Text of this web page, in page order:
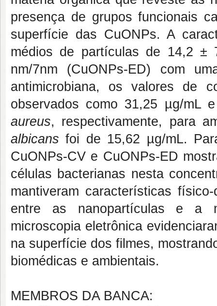
presença de grupos funcionais
superfície das CuONPs. A
médios de partículas de 14,2 ±
nm/7nm (CuONPs-ED) com
antimicrobiana, os valores de
observados como 31,25 µg/mL
aureus, respectivamente, para
albicans foi de 15,62 µg/mL.
CuONPs-CV e CuONPs-ED
células bacterianas nesta
mantiveram características
entre as nanopartículas e a
microscopia eletrônica
na superfície dos filmes,
biomédicas e ambientais.
MEMBROS DA BANCA: